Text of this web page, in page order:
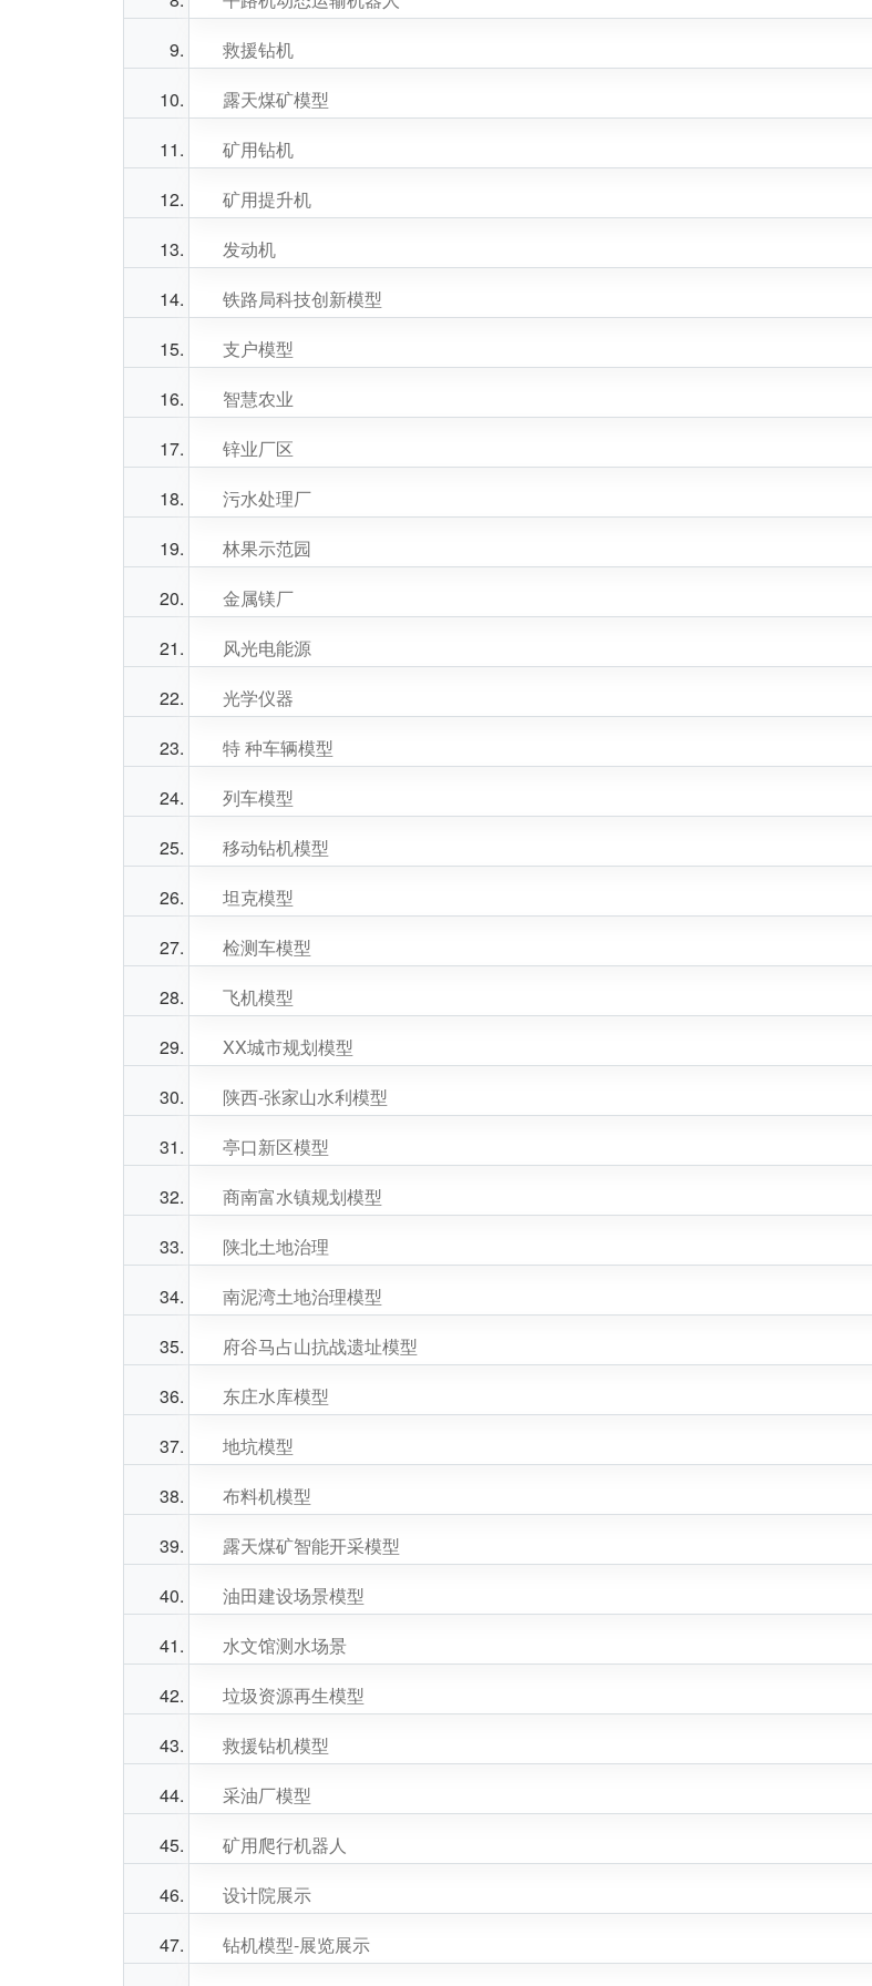
救援钻机
露天煤矿模型
矿用钻机
矿用提升机
发动机
铁路局科技创新模型
支户模型
智慧农业
锌业厂区
污水处理厂
林果示范园
金属镁厂
风光电能源
光学仪器
特 种车辆模型
列车模型
移动钻机模型
坦克模型
检测车模型
飞机模型
XX城市规划模型
陕西-张家山水利模型
亭口新区模型
商南富水镇规划模型
陕北土地治理
南泥湾土地治理模型
府谷马占山抗战遗址模型
东庄水库模型
地坑模型
布料机模型
露天煤矿智能开采模型
油田建设场景模型
水文馆测水场景
垃圾资源再生模型
救援钻机模型
采油厂模型
矿用爬行机器人
设计院展示
钻机模型-展览展示